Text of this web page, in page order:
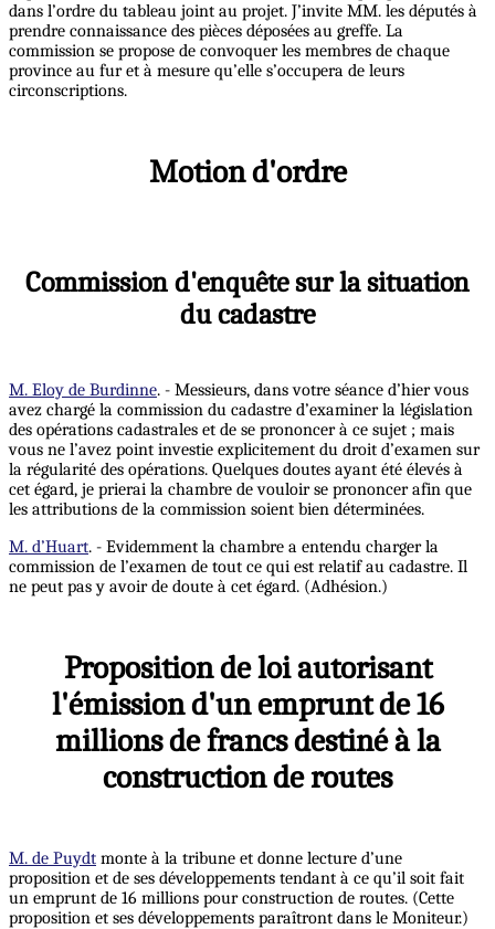
dans l’ordre du tableau joint au projet. J’invite MM. les députés à
prendre connaissance des pièces déposées au greffe. La
commission se propose de convoquer les membres de chaque
province au fur et à mesure qu’elle s’occupera de leurs
circonscriptions.
Motion d'ordre
Commission d'enquête sur la situation
du cadastre
M. Eloy de Burdinne. - Messieurs, dans votre séance d’hier vous
avez chargé la commission du cadastre d’examiner la législation
des opérations cadastrales et de se prononcer à ce sujet ; mais
vous ne l’avez point investie explicitement du droit d’examen sur
la régularité des opérations. Quelques doutes ayant été élevés à
cet égard, je prierai la chambre de vouloir se prononcer afin que
les attributions de la commission soient bien déterminées.
M. d’Huart. - Evidemment la chambre a entendu charger la
commission de l’examen de tout ce qui est relatif au cadastre. Il
ne peut pas y avoir de doute à cet égard. (Adhésion.)
Proposition de loi autorisant
l'émission d'un emprunt de 16
millions de francs destiné à la
construction de routes
M. de Puydt monte à la tribune et donne lecture d’une
proposition et de ses développements tendant à ce qu’il soit fait
un emprunt de 16 millions pour construction de routes. (Cette
proposition et ses développements paraîtront dans le Moniteur.)